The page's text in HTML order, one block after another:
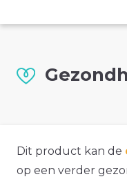
Dit product kan de
op een verder